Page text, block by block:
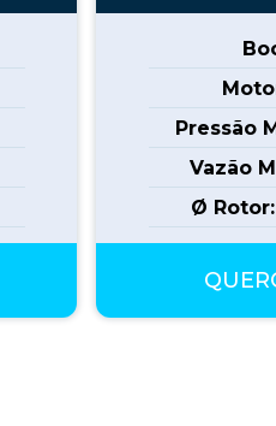
Pressão
Vazão
Ø Rotor: